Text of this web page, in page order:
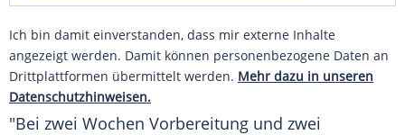
Ich bin damit einverstanden, dass mir externe Inhalte
angezeigt werden. Damit können personenbezogene Daten an
Drittplattformen übermittelt werden. Mehr dazu in unseren
Datenschutzhinweisen.
"Bei zwei Wochen Vorbereitung und zwei